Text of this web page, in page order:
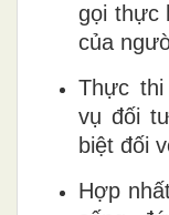
gọi thực
của
Thực
vụ đối
biệt đối
Hợp